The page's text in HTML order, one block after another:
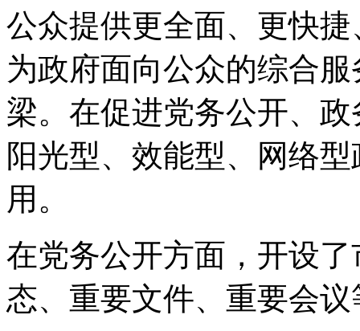
公众提供更全面、更快
为政府面向公众的综合
梁。在促进党务公开、
阳光型、效能型、网络
用。
在党务公开方面，开设
态、重要文件、重要会